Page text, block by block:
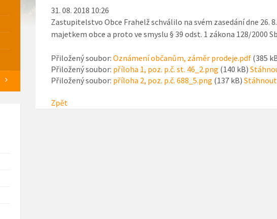
31. 08. 2018 10:26
Zastupitelstvo Obce Frahelž schválilo na svém zasedání dne 26.
majetkem obce a proto ve smyslu § 39 odst. 1 zákona 128/2000
Přiložený soubor: Oznámení občanům, záměr prodeje.pdf(385
Přiložený soubor: příloha 1, poz. p.č. st. 46_2.png (140 kB)
Přiložený soubor: příloha 2, poz. p.č. 688_5.png (137 kB) Stáhnout
Zpět